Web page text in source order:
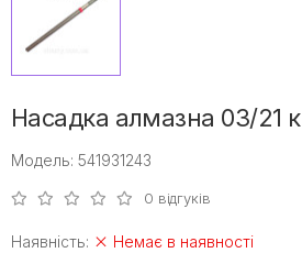
Насадка алмазна 03/21 к
Модель: 541931243
0 відгуків
Наявність: Немає в наявності